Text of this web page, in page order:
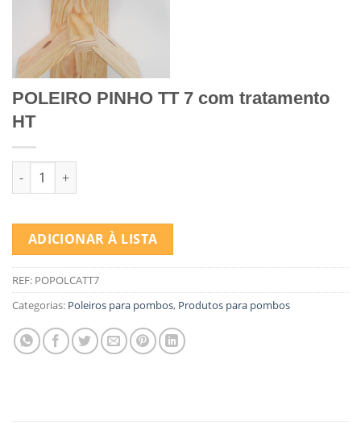
POLEIRO PINHO TT 7 com tratamento
HT
Quantidade de POLEIRO PINHO TT 7 com tratamento HT
ADICIONAR À LISTA
REF: POPOLCATT7
Categorias: Poleiros para pombos, Produtos para pombos